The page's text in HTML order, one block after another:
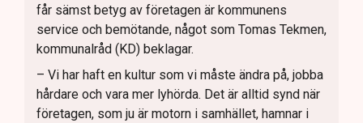
får sämst betyg av företagen är kommunens
service och bemötande, något som Tomas Tekmen,
kommunalråd (KD) beklagar.
– Vi har haft en kultur som vi måste ändra på, jobba
hårdare och vara mer lyhörda. Det är alltid synd när
företagen, som ju är motorn i samhället, hamnar i